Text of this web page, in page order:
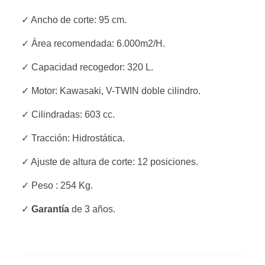
✓ Ancho de corte: 95 cm.
✓ Área recomendada: 6.000m2/H.
✓ Capacidad recogedor: 320 L.
✓ Motor: Kawasaki, V-TWIN doble cilindro.
✓ Cilindradas: 603 cc.
✓ Tracción: Hidrostática.
✓ Ajuste de altura de corte: 12 posiciones.
✓ Peso : 254 Kg.
✓ Garantía de 3 años.